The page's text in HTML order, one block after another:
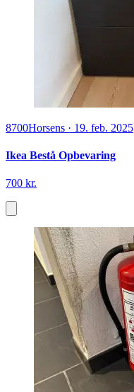
8700Horsens · 19. feb. 2025
Ikea Bestå Opbevaring
700 kr.